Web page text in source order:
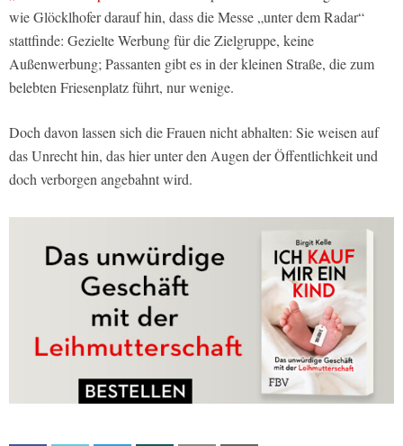
wie Glöcklhofer darauf hin, dass die Messe „unter dem Radar“
stattfinde: Gezielte Werbung für die Zielgruppe, keine
Außenwerbung; Passanten gibt es in der kleinen Straße, die zum
belebten Friesenplatz führt, nur wenige.
Doch davon lassen sich die Frauen nicht abhalten: Sie weisen auf
das Unrecht hin, das hier unter den Augen der Öffentlichkeit und
doch verborgen angebahnt wird.